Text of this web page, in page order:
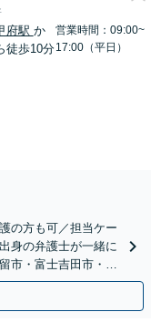
府駅 か
徒歩10分
営業時間：09:00~
17:00（平日）
の方も可／担当ケー
身の弁護士が一緒に
市・富士吉田市・大